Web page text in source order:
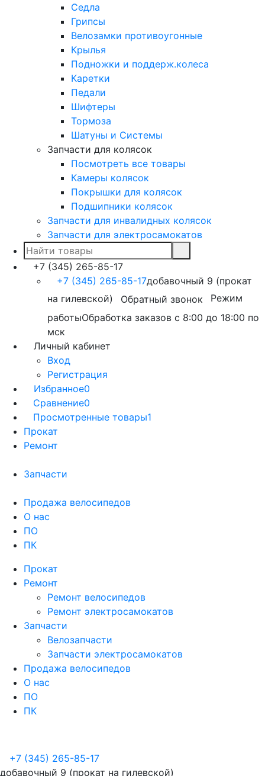
Седла
Грипсы
Велозамки противоугонные
Крылья
Подножки и поддерж.колеса
Каретки
Педали
Шифтеры
Тормоза
Шатуны и Системы
Запчасти для колясок
Посмотреть все товары
Камеры колясок
Покрышки для колясок
Подшипники колясок
Запчасти для инвалидных колясок
Запчасти для электросамокатов
+7 (345) 265-85-17
+7 (345) 265-85-17добавочный 9 (прокат
на гилевской)
Обратный звонок
Режим
работыОбработка заказов с 8:00 до 18:00 по
мск
Личный кабинет
Вход
Регистрация
Избранное0
Сравнение0
Просмотренные товары1
Прокат
Ремонт
Запчасти
Продажа велосипедов
О нас
ПО
ПК
Прокат
Ремонт
Ремонт велосипедов
Ремонт электросамокатов
Запчасти
Велозапчасти
Запчасти электросамокатов
Продажа велосипедов
О нас
ПО
ПК
+7 (345) 265-85-17
добавочный 9 (прокат на гилевской)